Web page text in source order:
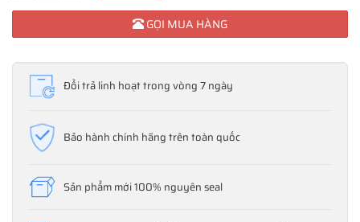
GỌI MUA HÀNG
Đổi trả linh hoạt trong vòng 7 ngày
Bảo hành chính hãng trên toàn quốc
Sản phẩm mới 100% nguyên seal